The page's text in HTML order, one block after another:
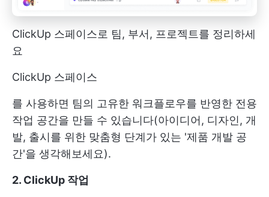
ClickUp 스페이스로 팀, 부서, 프로젝트를 정리하세
요
ClickUp 스페이스
를 사용하면 팀의 고유한 워크플로우를 반영한 전용
작업 공간을 만들 수 있습니다(아이디어, 디자인, 개
발, 출시를 위한 맞춤형 단계가 있는 '제품 개발 공
간'을 생각해보세요).
2. ClickUp 작업